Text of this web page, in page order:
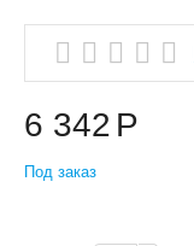
6 342 Р
Под заказ